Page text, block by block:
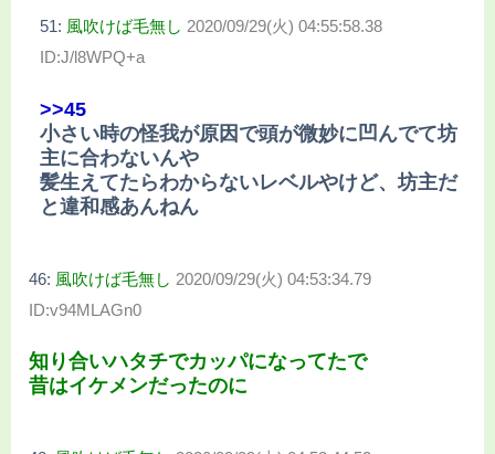
51: 風吹けば毛無し 2020/09/29(火) 04:55:58.38
ID:J/l8WPQ+a
>>45
小さい時の怪我が原因で頭が微妙に凹んでて坊
主に合わないんや
髪生えてたらわからないレベルやけど、坊主だ
と違和感あんねん
46: 風吹けば毛無し 2020/09/29(火) 04:53:34.79
ID:v94MLAGn0
知り合いハタチでカッパになってたで
昔はイケメンだったのに